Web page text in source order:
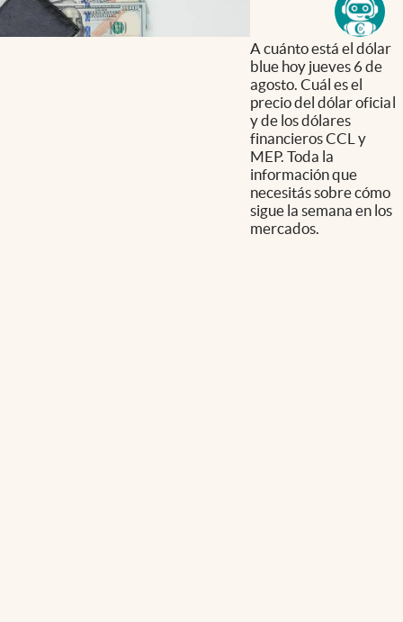
A cuánto está el dólar
blue hoy jueves 6 de
agosto. Cuál es el
precio del dólar oficial
y de los dólares
financieros CCL y
MEP. Toda la
información que
necesitás sobre cómo
sigue la semana en los
mercados.